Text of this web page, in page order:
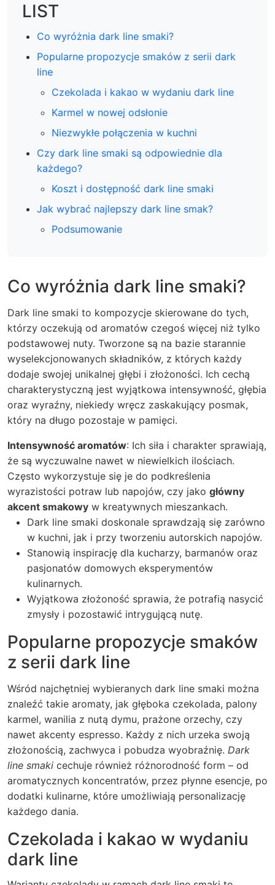
LIST
Co wyróżnia dark line smaki?
Popularne propozycje smaków z serii dark
line
Czekolada i kakao w wydaniu dark line
Karmel w nowej odsłonie
Niezwykłe połączenia w kuchni
Czy dark line smaki są odpowiednie dla
każdego?
Koszt i dostępność dark line smaki
Jak wybrać najlepszy dark line smak?
Podsumowanie
Co wyróżnia dark line smaki?
Dark line smaki to kompozycje skierowane do tych,
którzy oczekują od aromatów czegoś więcej niż tylko
podstawowej nuty. Tworzone są na bazie starannie
wyselekcjonowanych składników, z których każdy
dodaje swojej unikalnej głębi i złożoności. Ich cechą
charakterystyczną jest wyjątkowa intensywność, głębia
oraz wyraźny, niekiedy wręcz zaskakujący posmak,
który na długo pozostaje w pamięci.
Intensywność aromatów: Ich siła i charakter sprawiają,
że są wyczuwalne nawet w niewielkich ilościach.
Często wykorzystuje się je do podkreślenia
wyrazistości potraw lub napojów, czy jako główny
akcent smakowy w kreatywnych mieszankach.
Dark line smaki doskonale sprawdzają się zarówno
w kuchni, jak i przy tworzeniu autorskich napojów.
Stanowią inspirację dla kucharzy, barmanów oraz
pasjonatów domowych eksperymentów
kulinarnych.
Wyjątkowa złożoność sprawia, że potrafią nasycić
zmysły i pozostawić intrygującą nutę.
Popularne propozycje smaków
z serii dark line
Wśród najchętniej wybieranych dark line smaki można
znaleźć takie aromaty, jak głęboka czekolada, palony
karmel, wanilia z nutą dymu, prażone orzechy, czy
nawet akcenty espresso. Każdy z nich urzeka swoją
złożonością, zachwyca i pobudza wyobraźnię. Dark
line smaki cechuje również różnorodność form – od
aromatycznych koncentratów, przez płynne esencje, po
dodatki kulinarne, które umożliwiają personalizację
każdego dania.
Czekolada i kakao w wydaniu
dark line